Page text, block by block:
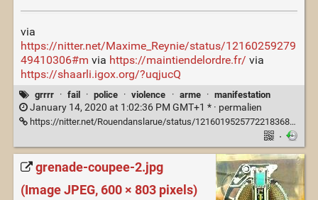
via
https://nitter.net/Maxime_Reynie/status/12160259279
49410306#m via https://maintiendelordre.fr/ via
https://shaarli.igox.org/?uqjucQ
grrrr · fail · police · violence · arme · manifestation
January 14, 2020 at 1:02:36 PM GMT+1 * · permalien
https://nitter.net/Rouendanslarue/status/1216019525772218368#m
·
grenade-coupee-2.jpg
(Image JPEG, 600 × 803 pixels)